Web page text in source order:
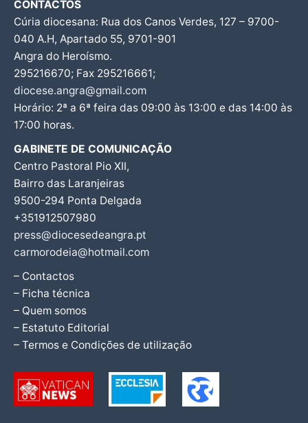
CONTACTOS
Cúria diocesana: Rua dos Canos Verdes, 127 – 9700-
040 A.H, Apartado 55, 9701-901
Angra do Heroísmo.
295216670; Fax 295216661;
diocese.angra@gmail.com
Horário: 2ª a 6ª feira das 09:00 às 13:00 e das 14:00 às
17:00 horas.
GABINETE DE COMUNICAÇÃO
Centro Pastoral Pio XII,
Bairro das Laranjeiras
9500-294 Ponta Delgada
+351912507980
press@diocesedeangra.pt
carmorodeia@hotmail.com
– Contactos
– Ficha técnica
– Quem somos
– Estatuto Editorial
– Termos e Condições de utilização